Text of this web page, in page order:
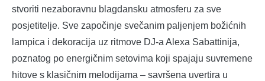
stvoriti nezaboravnu blagdansku atmosferu za sve
posjetitelje. Sve započinje svečanim paljenjem božićnih
lampica i dekoracija uz ritmove DJ-a Alexa Sabattinija,
poznatog po energičnim setovima koji spajaju suvremene
hitove s klasičnim melodijama – savršena uvertira u